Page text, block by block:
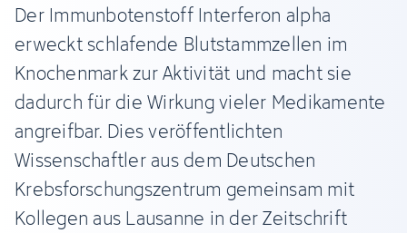
Der Immunbotenstoff Interferon alpha
erweckt schlafende Blutstammzellen im
Knochenmark zur Aktivität und macht sie
dadurch für die Wirkung vieler Medikamente
angreifbar. Dies veröffentlichten
Wissenschaftler aus dem Deutschen
Krebsforschungszentrum gemeinsam mit
Kollegen aus Lausanne in der Zeitschrift